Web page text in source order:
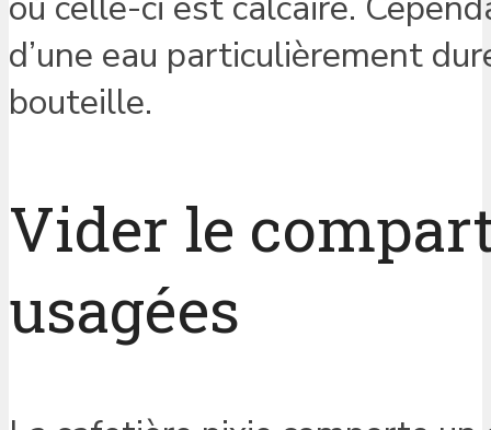
d’une eau particulièrement
bouteille.
Vider le
usagées